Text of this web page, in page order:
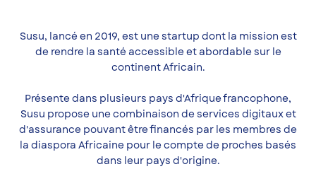
Susu, lancé en 2019, est une startup dont la mission est
de rendre la santé accessible et abordable sur le
continent Africain.
Présente dans plusieurs pays d'Afrique francophone,
Susu propose une combinaison de services digitaux et
d'assurance pouvant être financés par les membres de
la diaspora Africaine pour le compte de proches basés
dans leur pays d'origine.